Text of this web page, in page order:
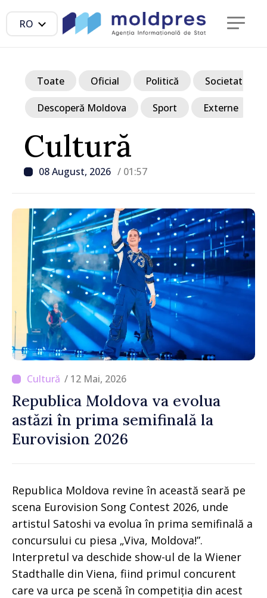
RO
Cultură
08 August, 2026 / 01:57
Toate Oficial Politică Societate
Descoperă Moldova Sport Externe
/ 12 Mai, 2026
Republica Moldova va evolua
astăzi în prima semifinală la
Eurovision 2026
Republica Moldova revine în această seară pe
scena Eurovision Song Contest 2026, unde
artistul Satoshi va evolua în prima semifinală a
concursului cu piesa „Viva, Moldova!”.
Interpretul va deschide show-ul de la Wiener
Stadthalle din Viena, fiind primul concurent
care va urca pe scenă în competiția din acest